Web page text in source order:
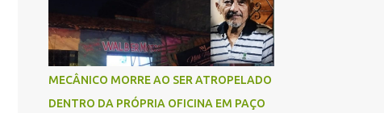
MECÂNICO MORRE AO SER ATROPELADO
DENTRO DA PRÓPRIA OFICINA EM PAÇO
resistiu aos ferimentos e veio a óbito. Uma
das vítimas foi identificada como Gleiciane,
moradora do bairro Jacu. Até o momento, o
condutor da motocicleta foi identificado
como Julimar Lucena, iria fazer 37 anos no
próximo dia 28 de junho. De acordo com